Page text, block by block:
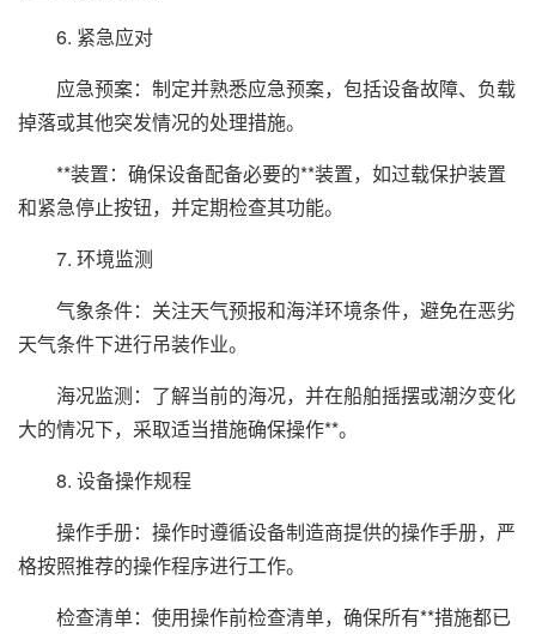
6. 紧急应对
应急预案：制定并熟悉应急预案，包括设备故障、负载
掉落或其他突发情况的处理措施。
**装置：确保设备配备必要的**装置，如过载保护装置
和紧急停止按钮，并定期检查其功能。
7. 环境监测
气象条件：关注天气预报和海洋环境条件，避免在恶劣
天气条件下进行吊装作业。
海况监测：了解当前的海况，并在船舶摇摆或潮汐变化
大的情况下，采取适当措施确保操作**。
8. 设备操作规程
操作手册：操作时遵循设备制造商提供的操作手册，严
格按照推荐的操作程序进行工作。
检查清单：使用操作前检查清单，确保所有**措施都已